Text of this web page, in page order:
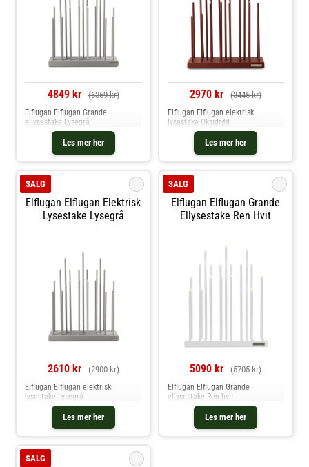
4849 kr (6369 kr)
Les mer her
Elflugan Elflugan Grande
ellysestake Lysegrå
2970 kr (3445 kr)
Les mer her
Elflugan Elflugan elektrisk
lysestake Oksidrød
Elflugan Elflugan Elektrisk
Lysestake Lysegrå
SALG
2610 kr (2900 kr)
Les mer her
Elflugan Elflugan elektrisk
lysestake Lysegrå
Elflugan Elflugan Grande
Ellysestake Ren Hvit
SALG
5090 kr (5705 kr)
Les mer her
Elflugan Elflugan Grande
ellysestake Ren hvit
SALG